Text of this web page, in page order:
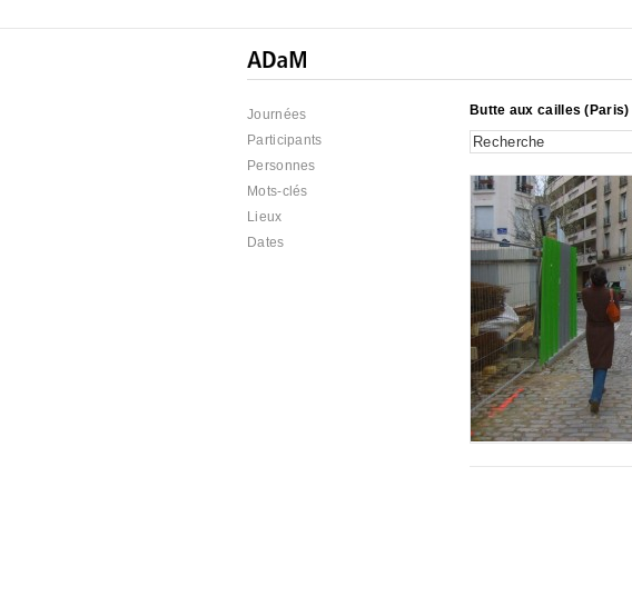
Journées
Participants
Personnes
Mots-clés
Lieux
Dates
Butte aux cailles (Paris)